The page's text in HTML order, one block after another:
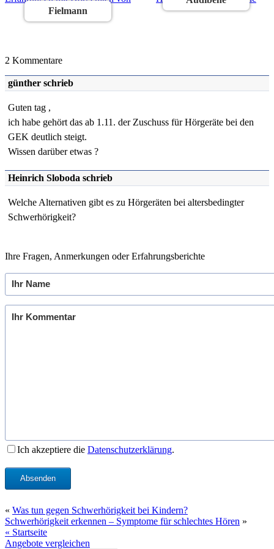
Fielmann
2 Kommentare
günther schrieb
Guten tag ,
ich habe gehört das ab 1.11. der Zuschuss für Hörgeräte bei den
GEK deutlich steigt.
Wissen darüber etwas ?
Heinrich Sloboda schrieb
Welche Alternativen gibt es zu Hörgeräten bei altersbedingter
Schwerhörigkeit?
Ihre Fragen, Anmerkungen oder Erfahrungsberichte
Ich akzeptiere die Datenschutzerklärung.
Absenden
« Was tun gegen Schwerhörigkeit bei Kindern?
Schwerhörigkeit erkennen – Symptome für schlechtes Hören »
« Startseite
Angebote vergleichen